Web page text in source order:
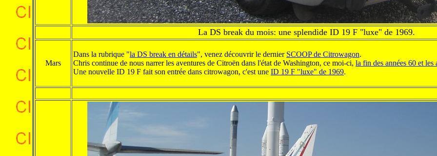
La DS break du mois: une splendide ID 19 F "luxe" de 1969.
Mars
Dans la rubrique "la DS break en détails", venez découvrir le dernier SCOOP de Citrowagon.
Chris continue de nous narrer les aventures de Citroën dans l'état de Washington, ce moi-ci, la fin des années 60 et les
Une nouvelle ID 19 F fait son entrée dans citrowagon, c'est une ID 19 F "luxe" de 1969.
.